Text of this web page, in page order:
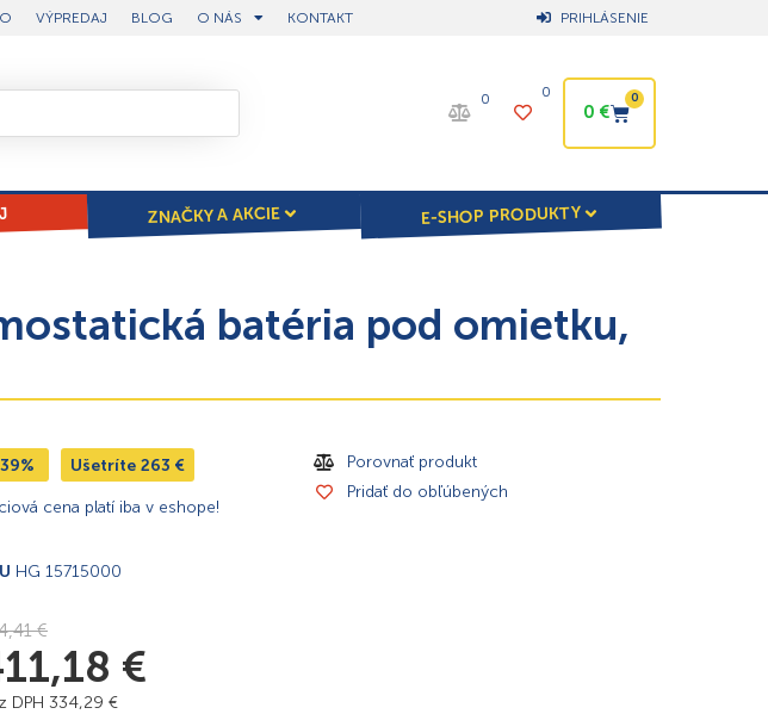
VÝPREDAJ BLOG O NÁS KONTAKT PRIHLÁSENIE
0 0
0€
0
ZNAČKY A AKCIE E-SHOP PRODUKTY
batéria pod omietku,
Ušetríte 263 €
cena platí iba v eshope!
HG 15715000
Porovnať produkt
Pridať do obľúbených
€
€
DPH 334,29 €